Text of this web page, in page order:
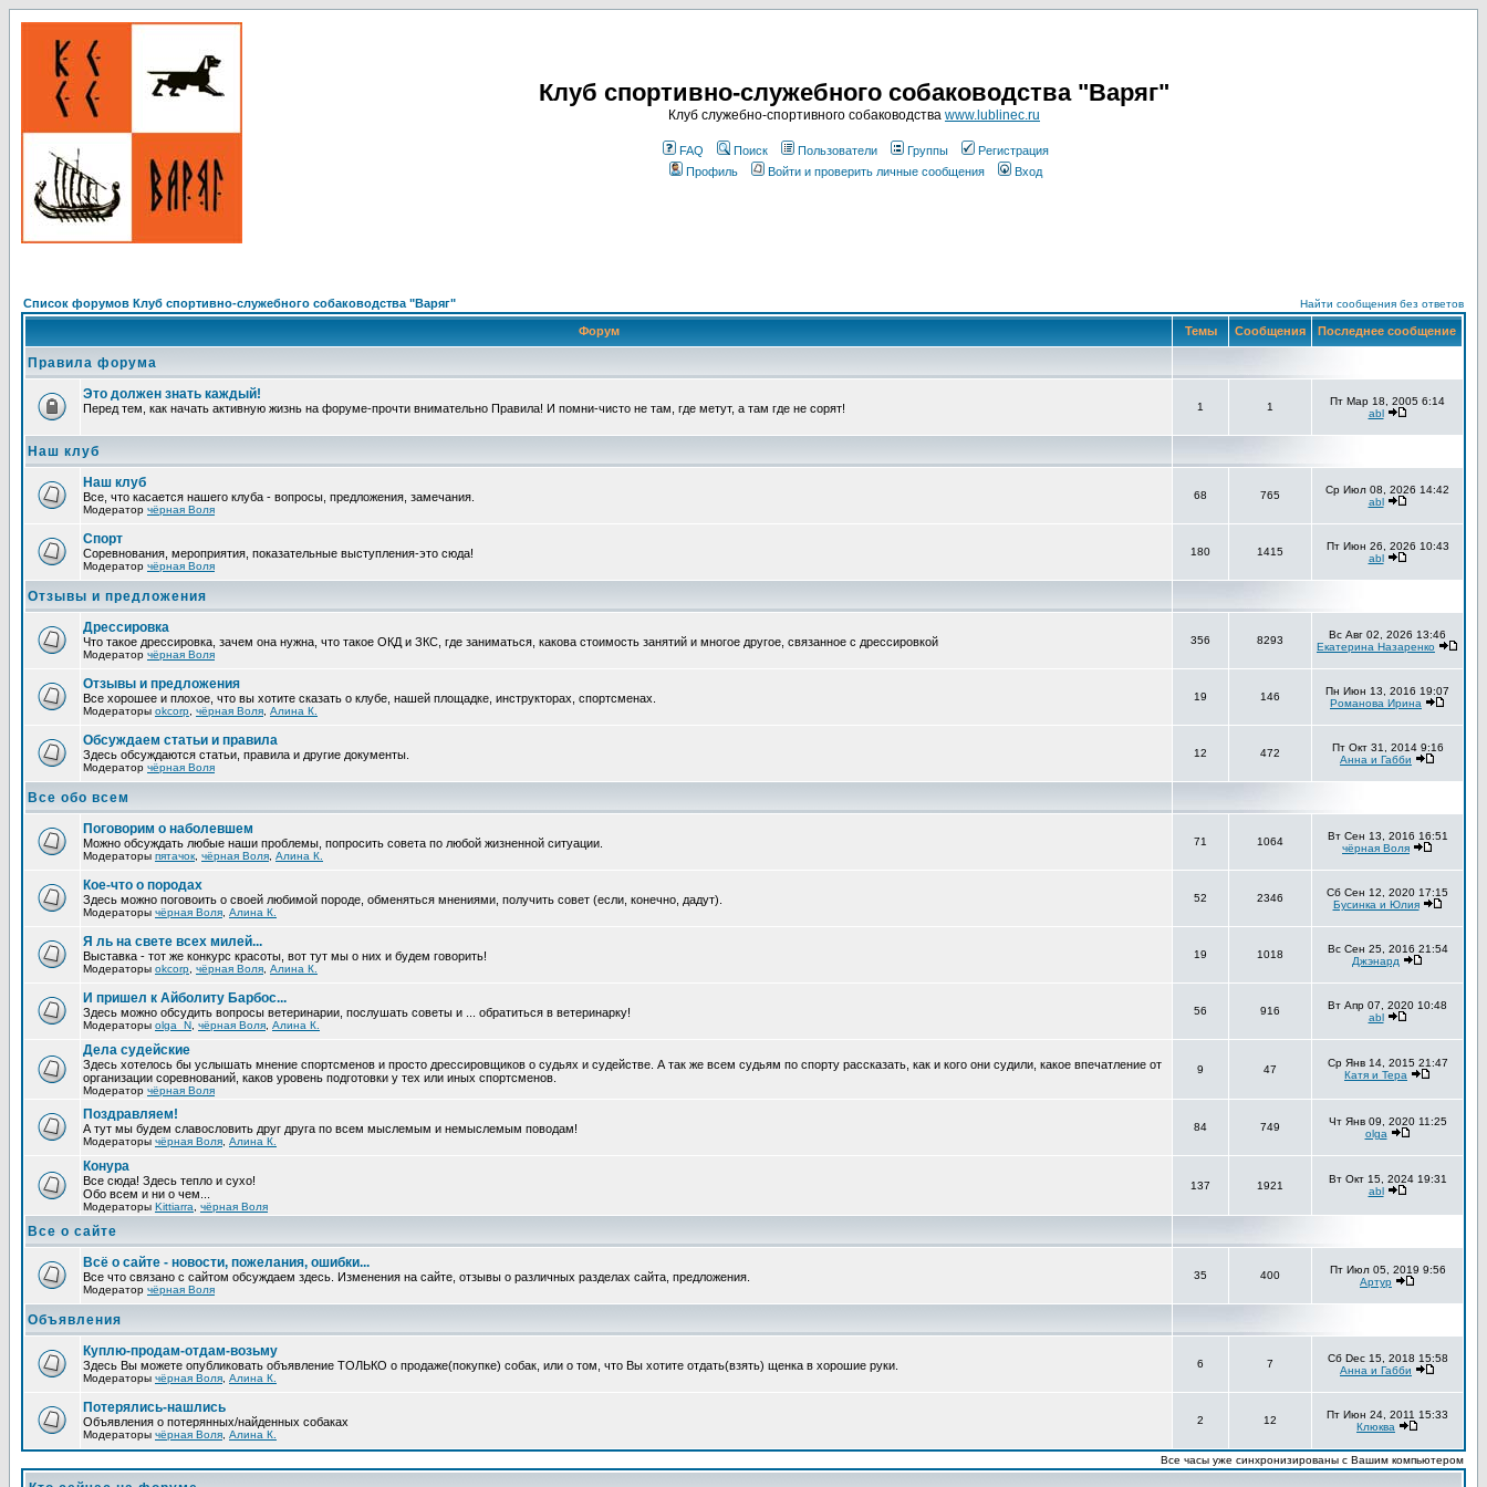
Клуб спортивно-служебного собаководства "Варяг"
Клуб служебно-спортивного собаководства www.lublinec.ru
FAQ Поиск Пользователи Группы
Регистрация
Профиль
Войти и проверить личные сообщения Вход
Список форумов Клуб спортивно-служебного собаководства "Варяг" Найти сообщения без ответов
Форум Темы Сообщения Последнее сообщение
Правила форума
Это должен знать каждый!
Перед тем, как начать активную жизнь на форуме-прочти внимательно Правила! И помни-чисто не там, где метут, а там где не сорят! 1 1
Пт Мар 18, 2005 6:14
abl
Наш клуб
Наш клуб
Все, что касается нашего клуба - вопросы, предложения, замечания.
Модератор чёрная Воля
68 765
Ср Июл 08, 2026 14:42
abl
Спорт
Соревнования, мероприятия, показательные выступления-это сюда!
Модератор чёрная Воля
180 1415
Пт Июн 26, 2026 10:43
abl
Отзывы и предложения
Дрессировка
Что такое дрессировка, зачем она нужна, что такое ОКД и ЗКС, где заниматься, какова стоимость занятий и многое другое, связанное с дрессировкой
Модератор чёрная Воля
356 8293
Вс Авг 02, 2026 13:46
Екатерина Назаренко
Отзывы и предложения
Все хорошее и плохое, что вы хотите сказать о клубе, нашей площадке, инструкторах, спортсменах.
Модераторы okcorp чёрная Воля Алина К.
19 146
Пн Июн 13, 2016 19:07
Романова Ирина
Обсуждаем статьи и правила
Здесь обсуждаются статьи, правила и другие документы.
Модератор чёрная Воля
12 472
Пт Окт 31, 2014 9:16
Анна и Габби
Все обо всем
Поговорим о наболевшем
Можно обсуждать любые наши проблемы, попросить совета по любой жизненной ситуации.
Модераторы пятачок чёрная Воля Алина К.
71 1064
Вт Сен 13, 2016 16:51
чёрная Воля
Кое-что о породах
Здесь можно поговоить о своей любимой породе, обменяться мнениями, получить совет (если, конечно, дадут).
Модераторы чёрная Воля Алина К.
52 2346
Сб Сен 12, 2020 17:15
Бусинка и Юлия
Я ль на свете всех милей...
Выставка - тот же конкурс красоты, вот тут мы о них и будем говорить!
Модераторы okcorp чёрная Воля Алина К.
19 1018
Вс Сен 25, 2016 21:54
Джэнард
И пришел к Айболиту Барбос...
Здесь можно обсудить вопросы ветеринарии, послушать советы и ... обратиться в ветеринарку!
Модераторы olga_N чёрная Воля Алина К.
56 916
Вт Апр 07, 2020 10:48
abl
Дела судейские
Здесь хотелось бы услышать мнение спортсменов и просто дрессировщиков о судьях и судействе. А так же всем судьям по спорту рассказать, как и кого они судили, какое впечатление от
организации соревнований, каков уровень подготовки у тех или иных спортсменов.
Модератор чёрная Воля
9 47
Ср Янв 14, 2015 21:47
Катя и Тера
Поздравляем!
А тут мы будем славословить друг друга по всем мыслемым и немыслемым поводам!
Модераторы чёрная Воля Алина К.
84 749
Чт Янв 09, 2020 11:25
olga
Конура
Все сюда! Здесь тепло и сухо!
Обо всем и ни о чем...
Модераторы Kittiarra чёрная Воля
137 1921
Вт Окт 15, 2024 19:31
abl
Все о сайте
Всё о сайте - новости, пожелания, ошибки...
Все что связано с сайтом обсуждаем здесь. Изменения на сайте, отзывы о различных разделах сайта, предложения.
Модератор чёрная Воля
35 400
Пт Июл 05, 2019 9:56
Артур
Объявления
Куплю-продам-отдам-возьму
Здесь Вы можете опубликовать объявление ТОЛЬКО о продаже(покупке) собак, или о том, что Вы хотите отдать(взять) щенка в хорошие руки.
Модераторы чёрная Воля Алина К.
6 7
Сб Dec 15, 2018 15:58
Анна и Габби
Потерялись-нашлись
Объявления о потерянных/найденных собаках
Модераторы чёрная Воля Алина К.
2 12
Пт Июн 24, 2011 15:33
Клюква
Все часы уже синхронизированы с Вашим компьютером